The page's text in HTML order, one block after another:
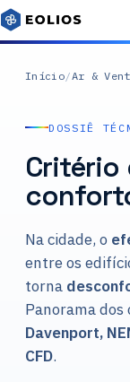
Início/Ar &
DOSSIÊ
Critério
Na cidade, o
entre os
torna
Panorama
Davenport,
CFD.